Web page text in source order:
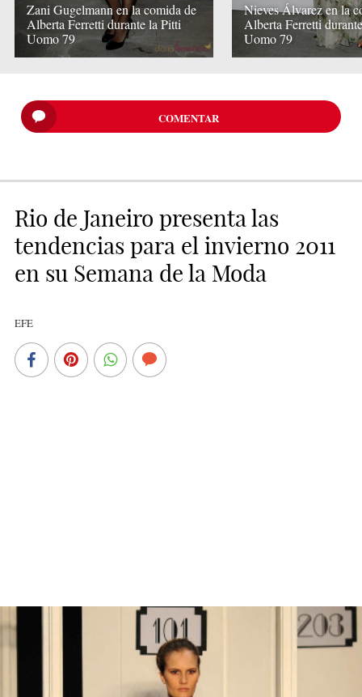
Zani Gugelmann en la comida de
Alberta Ferretti durante la Pitti
Uomo 79
Nieves Álvarez en la
Alberta Ferretti
Uomo 79
COMENTAR
Rio de Janeiro presenta las
tendencias para el invierno 2011
en su Semana de la Moda
EFE